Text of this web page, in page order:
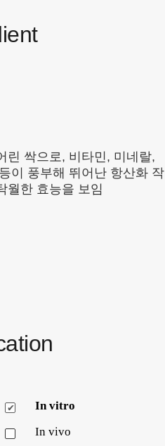
린 싹으로, 비타민, 미네랄,
이 풍부해 뛰어난 항산화 작
월한 효능을 보임
In vitro
In vivo